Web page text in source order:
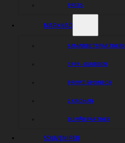
PRESS
MARKNAD
SAMARBETSPARTNERS
1949 – KLUBBEN
PRIVAT-SPONSOR
2 KRONAN
BLI VÅR PARTNER
SOUVENIRER